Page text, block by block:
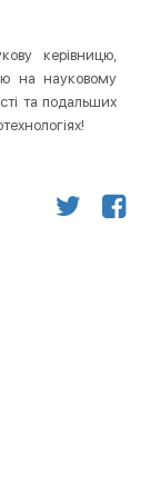
керівницю,
на науковому
та подальших